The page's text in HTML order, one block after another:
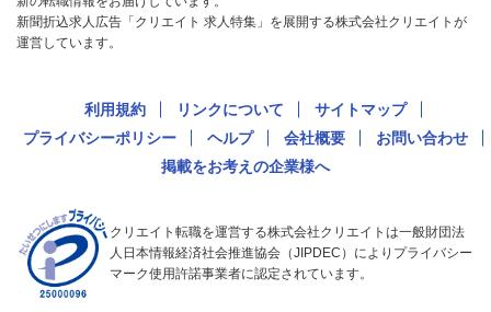
新聞折込求人広告「クリエイト 求人特集」を展開する株式会社クリエイトが
運営しています。
利用規約 リンクについて
サイトマップ
プライバシーポリシー
ヘルプ 会社概要
お問い合わせ
掲載をお考えの企業様へ
クリエイト転職を運営する株式会社クリエイトは一般財団法
人日本情報経済社会推進協会（JIPDEC）によりプライバシー
マーク使用許諾事業者に認定されています。